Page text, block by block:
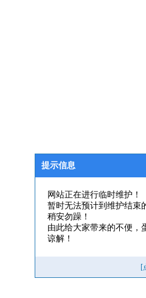
提示信息
网站正在进行临时维护！
暂时无法预计到维护结束
稍安勿躁！
由此给大家带来的不便，
谅解！
[